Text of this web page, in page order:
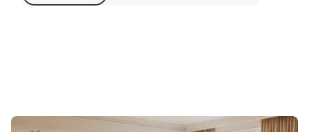
1036,00 €